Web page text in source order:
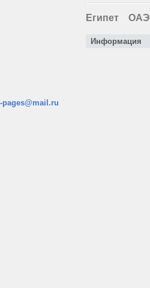
Египет ОАЭ
Информация
pages@mail.ru